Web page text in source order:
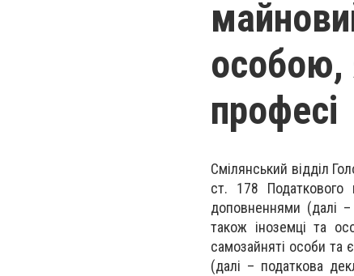
особою,
професі
Смілянський відділ
ст. 178
доповненнями (далі –
також іноземці та
самозайняті особи та
(далі – податкова